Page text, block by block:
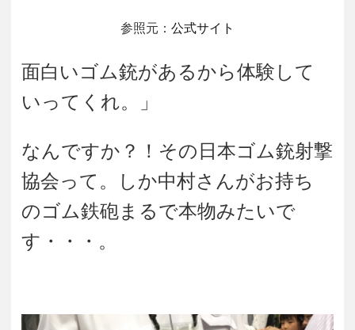
参照元： 公式サイト
面白いゴム銃があるから体験して
いってくれ。」
なんですか？！その日本ゴム銃射撃
協会って。しか中村さんがお持ち
のゴム鉄砲まるで本物みたいで
す・・・。